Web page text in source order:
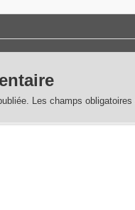
Les champs